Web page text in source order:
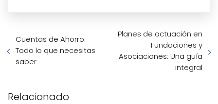
Cuentas de Ahorro:
Todo lo que necesitas
saber
Planes de actuación en
Fundaciones y
Asociaciones: Una guía
integral
Relacionado